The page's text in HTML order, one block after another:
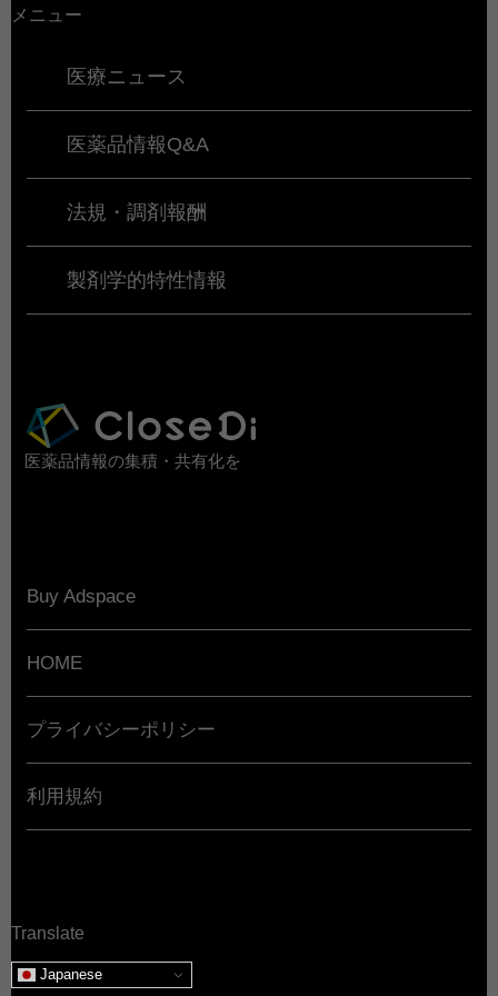
メニュー
医療ニュース
医薬品情報Q&A
法規・調剤報酬
製剤学的特性情報
医薬品情報の集積・共有化を
Buy Adspace
HOME
プライバシーポリシー
利用規約
Translate
Japanese